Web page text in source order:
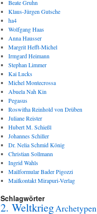
Beate Gruhn
Klaus-Jürgen Gutsche
ha4
Wolfgang Haas
Anna Hausser
Margrit Hefft-Michel
Irmgard Heimann
Stephan Limmer
Kai Lucks
Michel Montecrossa
Abuela Nah Kin
Pegasus
Roswitha Reinhold von Drüben
Juliane Reister
Hubert M. Schießl
Johannes Schiller
Dr. Nelia Schmid König
Christian Sollmann
Ingrid Wahls
Mailformular Bader Pigozzi
Mailkontakt Mirapuri-Verlag
Schlagwörter
2. WeltkriegArchetypen